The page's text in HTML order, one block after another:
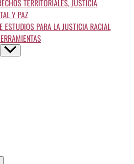
TERRITORIALES, JUSTICIA
Y PAZ
ESTUDIOS PARA LA JUSTICIA RACIAL